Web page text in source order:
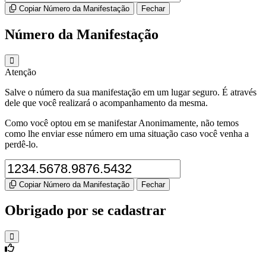
Copiar Número da Manifestação Fechar
Número da Manifestação
Atenção
Salve o número da sua manifestação em um lugar seguro. É através
dele que você realizará o acompanhamento da mesma.
Como você optou em se manifestar Anonimamente, não temos
como lhe enviar esse número em uma situação caso você venha a
perdê-lo.
Copiar Número da Manifestação Fechar
Obrigado por se cadastrar